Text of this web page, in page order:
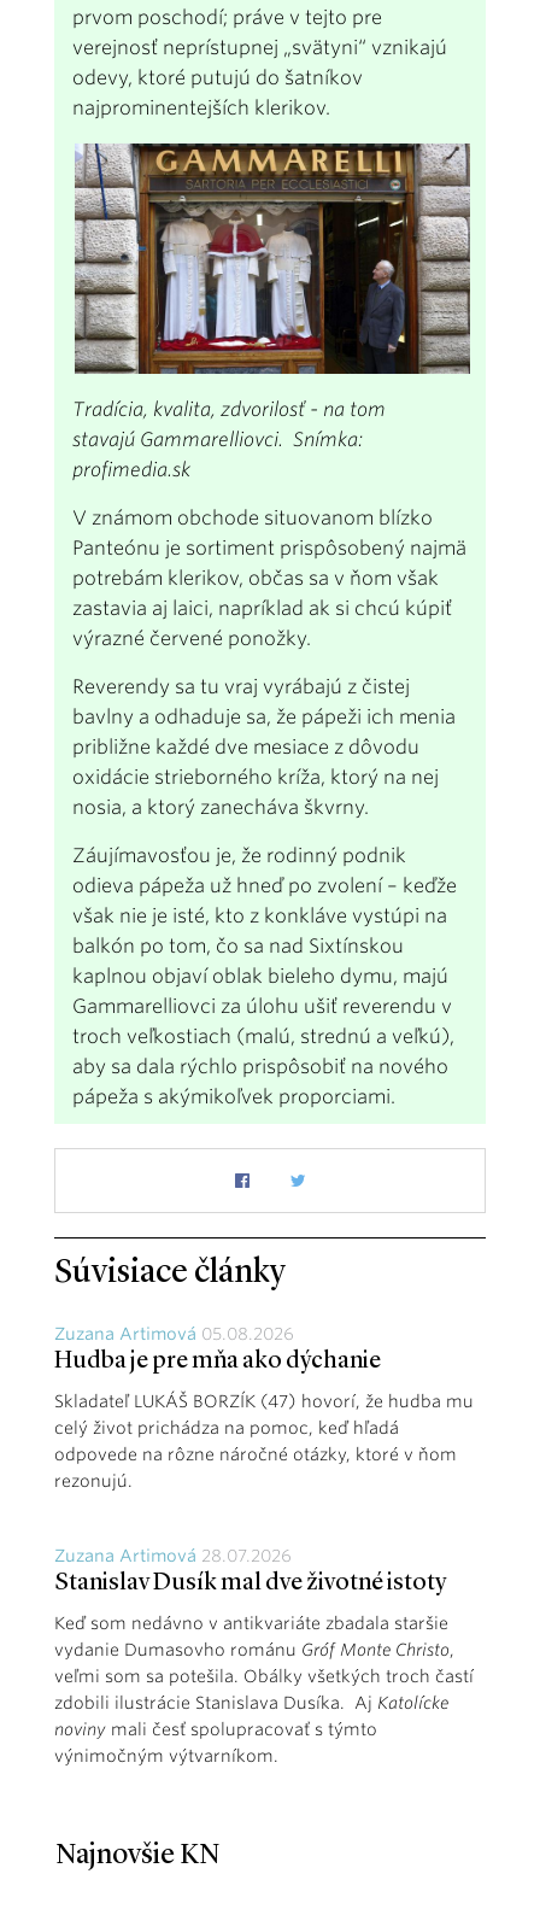
prvom poschodí; práve v tejto pre
verejnosť neprístupnej „svätyni“ vznikajú
odevy, ktoré putujú do šatníkov
najprominentejších klerikov.
Tradícia, kvalita, zdvorilosť - na tom
stavajú Gammarelliovci. Snímka:
profimedia.sk
V známom obchode situovanom blízko
Panteónu je sortiment prispôsobený najmä
potrebám klerikov, občas sa v ňom však
zastavia aj laici, napríklad ak si chcú kúpiť
výrazné červené ponožky.
Reverendy sa tu vraj vyrábajú z čistej
bavlny a odhaduje sa, že pápeži ich menia
približne každé dve mesiace z dôvodu
oxidácie strieborného kríža, ktorý na nej
nosia, a ktorý zanecháva škvrny.
Záujímavosťou je, že rodinný podnik
odieva pápeža už hneď po zvolení – keďže
však nie je isté, kto z konkláve vystúpi na
balkón po tom, čo sa nad Sixtínskou
kaplnou objaví oblak bieleho dymu, majú
Gammarelliovci za úlohu ušiť reverendu v
troch veľkostiach (malú, strednú a veľkú),
aby sa dala rýchlo prispôsobiť na nového
pápeža s akýmikoľvek proporciami.
Súvisiace články
Zuzana Artimová 05.08.2026
Hudba je pre mňa ako dýchanie
Skladateľ LUKÁŠ BORZÍK (47) hovorí, že hudba mu
celý život prichádza na pomoc, keď hľadá
odpovede na rôzne náročné otázky, ktoré v ňom
rezonujú.
Zuzana Artimová 28.07.2026
Stanislav Dusík mal dve životné istoty
Keď som nedávno v antikvariáte zbadala staršie
vydanie Dumasovho románu Gróf Monte Christo,
veľmi som sa potešila. Obálky všetkých troch častí
zdobili ilustrácie Stanislava Dusíka. Aj Katolícke
noviny mali česť spolupracovať s týmto
výnimočným výtvarníkom.
Najnovšie KN